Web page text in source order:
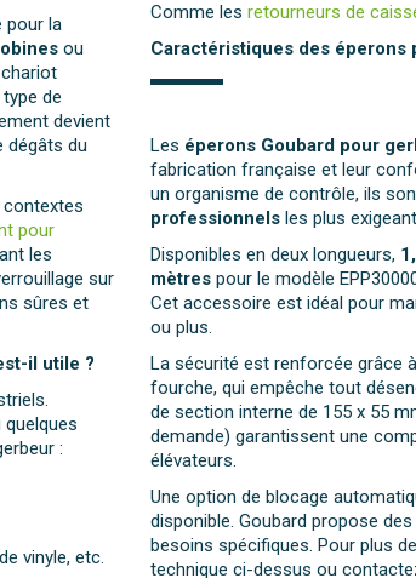
pour la
ou
de
devient
dégâts du
contextes
pour
les
sur
sûres et
il utile ?
quelques
:
vinyle, etc.
Comme les retourneurs de
Caractéristiques des éperons
Les éperons Goubard pour
fabrication française et leur
un organisme de contrôle, ils
professionnels les plus
Disponibles en deux longueurs,
mètres pour le modèle
Cet accessoire est idéal pour
ou plus.
La sécurité est renforcée grâce
fourche, qui empêche tout
de section interne de 155 x 55
demande) garantissent une
élévateurs.
Une option de blocage
disponible. Goubard propose
besoins spécifiques. Pour plus
technique ci-dessus ou